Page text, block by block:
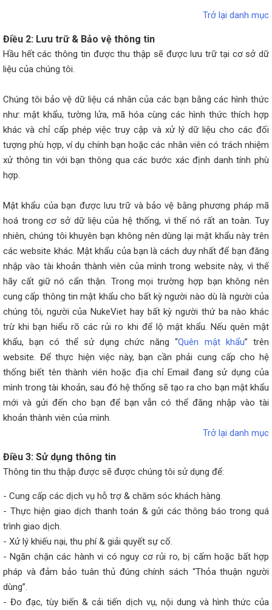
Trở lại danh mục
Điều 2: Lưu trữ & Bảo vệ thông tin
Hầu hết các thông tin được thu thập sẽ được lưu trữ tại cơ sở dữ
liệu của chúng tôi.
Chúng tôi bảo vệ dữ liệu cá nhân của các bạn bằng các hình thức
như: mật khẩu, tường lửa, mã hóa cùng các hình thức thích hợp
khác và chỉ cấp phép việc truy cập và xử lý dữ liệu cho các đối
tượng phù hợp, ví dụ chính bạn hoặc các nhân viên có trách nhiệm
xử thông tin với bạn thông qua các bước xác định danh tính phù
hợp.
Mật khẩu của bạn được lưu trữ và bảo vệ bằng phương pháp mã
hoá trong cơ sở dữ liệu của hệ thống, vì thế nó rất an toàn. Tuy
nhiên, chúng tôi khuyên bạn không nên dùng lại mật khẩu này trên
các website khác. Mật khẩu của bạn là cách duy nhất để bạn đăng
nhập vào tài khoản thành viên của mình trong website này, vì thế
hãy cất giữ nó cẩn thận. Trong mọi trường hợp bạn không nên
cung cấp thông tin mật khẩu cho bất kỳ người nào dù là người của
chúng tôi, người của NukeViet hay bất kỳ người thứ ba nào khác
trừ khi bạn hiểu rõ các rủi ro khi để lộ mật khẩu. Nếu quên mật
khẩu, bạn có thể sử dụng chức năng “Quên mật khẩu” trên
website. Để thực hiện việc này, bạn cần phải cung cấp cho hệ
thống biết tên thành viên hoặc địa chỉ Email đang sử dụng của
mình trong tài khoản, sau đó hệ thống sẽ tạo ra cho bạn mật khẩu
mới và gửi đến cho bạn để bạn vẫn có thể đăng nhập vào tài
khoản thành viên của mình.
Trở lại danh mục
Điều 3: Sử dụng thông tin
Thông tin thu thập được sẽ được chúng tôi sử dụng để:
- Cung cấp các dịch vụ hỗ trợ & chăm sóc khách hàng.
- Thực hiện giao dịch thanh toán & gửi các thông báo trong quá
trình giao dịch.
- Xử lý khiếu nại, thu phí & giải quyết sự cố.
- Ngăn chặn các hành vi có nguy cơ rủi ro, bị cấm hoặc bất hợp
pháp và đảm bảo tuân thủ đúng chính sách “Thỏa thuận người
dùng”.
- Đo đạc, tùy biến & cải tiến dịch vụ, nội dung và hình thức của